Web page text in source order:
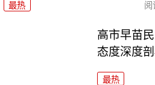
最热 阅
高市早苗
态度深度
最热